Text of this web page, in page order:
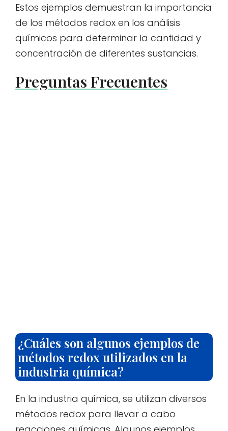
Estos ejemplos demuestran la importancia
de los métodos redox en los análisis
químicos para determinar la cantidad y
concentración de diferentes sustancias.
Preguntas Frecuentes
¿Cuáles son algunos ejemplos de
métodos redox utilizados en la
industria química?
En la industria química, se utilizan diversos
métodos redox para llevar a cabo